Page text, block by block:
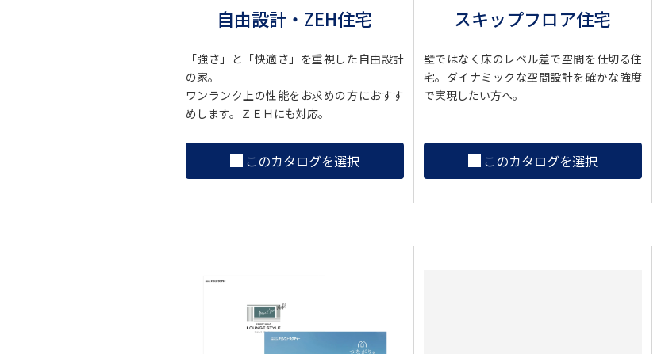
自由設計・ZEH住宅
「強さ」と「快適さ」を重視した自由設計
の家。
ワンランク上の性能をお求めの方におすす
めします。ＺＥＨにも対応。
このカタログを選択
スキップフロア住宅
壁ではなく床のレベル差で空間を仕切る住
宅。ダイナミックな空間設計を確かな強度
で実現したい方へ。
このカタログを選択